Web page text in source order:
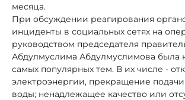
месяца.
При обсуждении реагирования
инциденты в социальных сетях на
руководством председателя
Абдулмуслима Абдулмуслимова была
самых популярных тем. В их числе -
электроэнергии, прекращение
воды; ненадлежащее качество или